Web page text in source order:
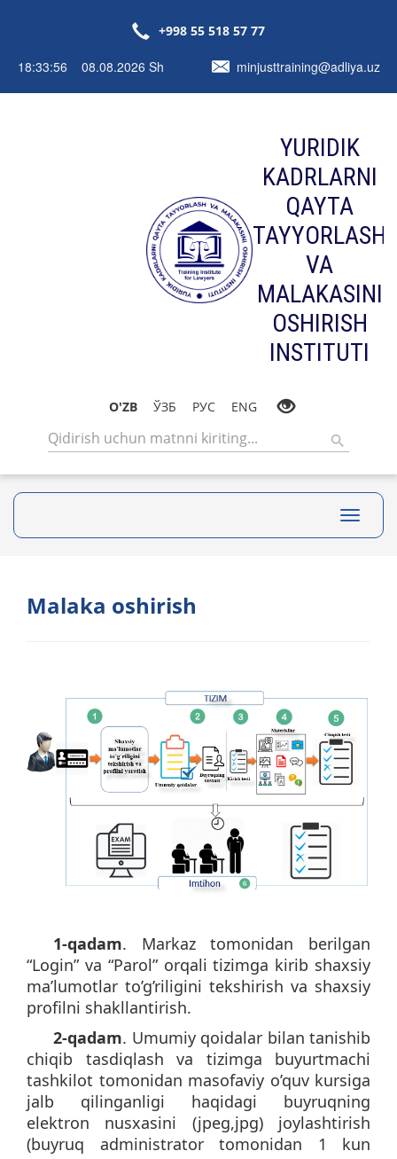
+998 55 518 57 77
18:33:57 08.08.2026 Sh minjusttraining@adliya.uz
YURIDIK
KADRLARNI
QAYTA
TAYYORLASH
VA
MALAKASINI
OSHIRISH
INSTITUTI
O'ZB ЎЗБ РУС ENG
Toggle
Malaka oshirish
1-qadam. Markaz tomonidan berilgan
“Login” va “Parol” orqali tizimga kirib shaxsiy
ma’lumotlar to’g’riligini tekshirish va shaxsiy
profilni shakllantirish.
2-qadam. Umumiy qoidalar bilan tanishib
chiqib tasdiqlash va tizimga buyurtmachi
tashkilot tomonidan masofaviy o’quv kursiga
jalb qilinganligi haqidagi buyruqning
elektron nusxasini (jpeg,jpg) joylashtirish
(buyruq administrator tomonidan 1 kun